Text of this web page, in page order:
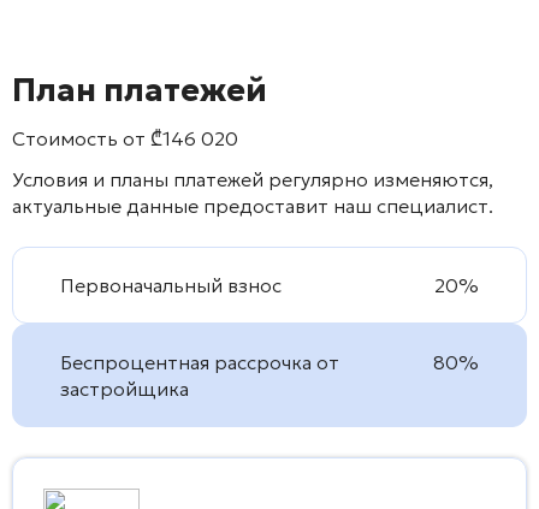
План платежей
Стоимость от ₾146 020
Условия и планы платежей регулярно изменяются,
актуальные данные предоставит наш специалист.
Первоначальный взнос 20%
Беспроцентная рассрочка от
застройщика
80%